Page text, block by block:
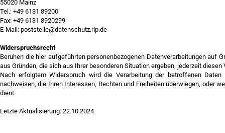
55020 Mainz
Tel.: +49 6131 89200
Fax: +49 6131 8920299
E-Mail: poststelle@datenschutz.rlp.de
Widerspruchsrecht
Beruhen die hier aufgeführten personenbezogenen Datenverarbeitungen auf
aus Gründen, die sich aus Ihrer besonderen Situation ergeben, jederzeit
Nach erfolgtem Widerspruch wird die Verarbeitung der betroffenen
nachweisen, die Ihren Interessen, Rechten und Freiheiten überwiegen, oder
dient.
Letzte Aktualisierung: 22.10.2024